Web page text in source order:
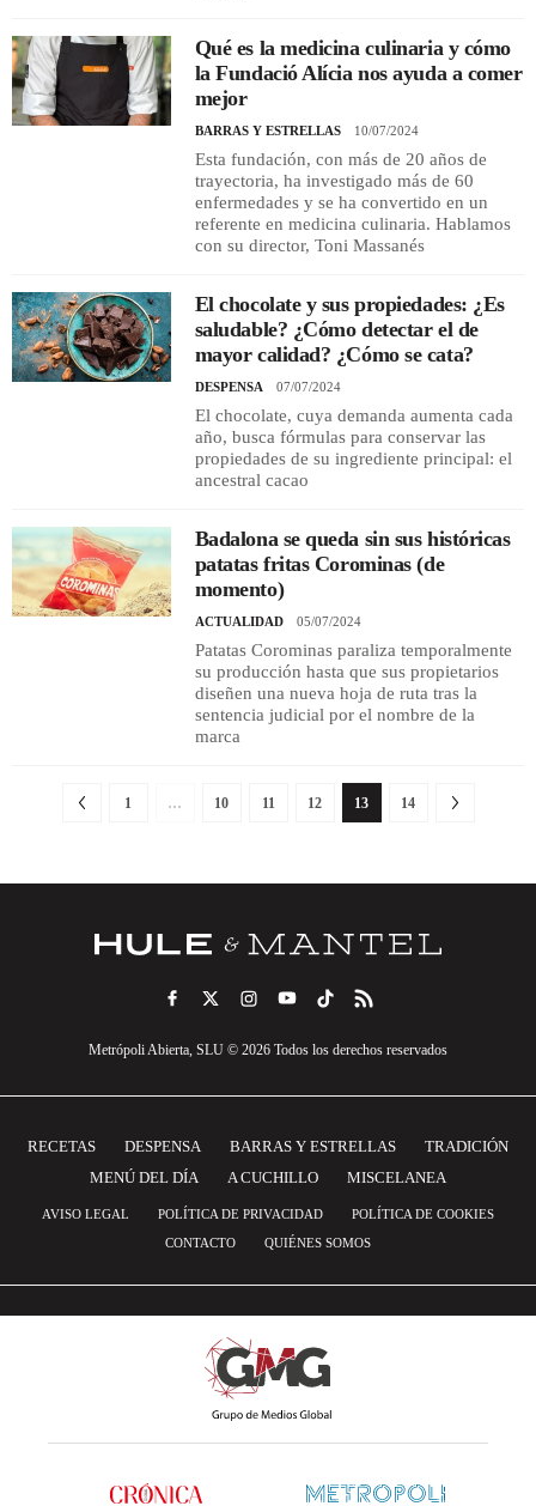
Qué es la medicina culinaria y cómo
la Fundació Alícia nos ayuda a comer
mejor
BARRAS Y ESTRELLAS 10/07/2024
Esta fundación, con más de 20 años de
trayectoria, ha investigado más de 60
enfermedades y se ha convertido en un
referente en medicina culinaria. Hablamos
con su director, Toni Massanés
El chocolate y sus propiedades: ¿Es
saludable? ¿Cómo detectar el de
mayor calidad? ¿Cómo se cata?
DESPENSA 07/07/2024
El chocolate, cuya demanda aumenta cada
año, busca fórmulas para conservar las
propiedades de su ingrediente principal: el
ancestral cacao
Badalona se queda sin sus históricas
patatas fritas Corominas (de
momento)
ACTUALIDAD 05/07/2024
Patatas Corominas paraliza temporalmente
su producción hasta que sus propietarios
diseñen una nueva hoja de ruta tras la
sentencia judicial por el nombre de la
marca
1 … 10 11 12 13 14
Metrópoli Abierta, SLU © 2026 Todos los derechos reservados
RECETAS DESPENSA BARRAS Y ESTRELLAS
TRADICIÓN
MENÚ DEL DÍA
A CUCHILLO MISCELANEA
AVISO LEGAL POLÍTICA DE PRIVACIDAD
POLÍTICA DE COOKIES
CONTACTO
QUIÉNES SOMOS